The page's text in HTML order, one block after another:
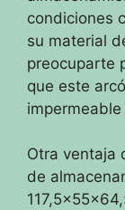
condiciones
su material
preocuparte
que este
Otra ventaja
de